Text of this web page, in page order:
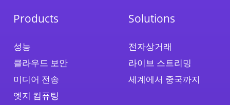
Products
성능
클라우드 보안
미디어 전송
엣지 컴퓨팅
Solutions
전자상거래
라이브 스트리밍
세계에서 중국까지